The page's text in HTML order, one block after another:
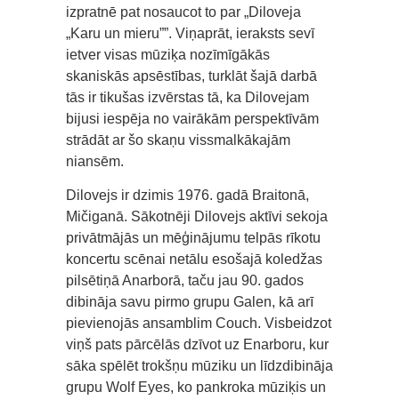
izpratnē pat nosaucot to par „Diloveja
„Karu un mieru””. Viņaprāt, ieraksts sevī
ietver visas mūziķa nozīmīgākās
skaniskās apsēstības, turklāt šajā darbā
tās ir tikušas izvērstas tā, ka Dilovejam
bijusi iespēja no vairākām perspektīvām
strādāt ar šo skaņu vissmalkākajām
niansēm.
Dilovejs ir dzimis 1976. gadā Braitonā,
Mičiganā. Sākotnēji Dilovejs aktīvi sekoja
privātmājās un mēģinājumu telpās rīkotu
koncertu scēnai netālu esošajā koledžas
pilsētiņā Anarborā, taču jau 90. gados
dibināja savu pirmo grupu Galen, kā arī
pievienojās ansamblim Couch. Visbeidzot
viņš pats pārcēlās dzīvot uz Enarboru, kur
sāka spēlēt trokšņu mūziku un līdzdibināja
grupu Wolf Eyes, ko pankroka mūziķis un